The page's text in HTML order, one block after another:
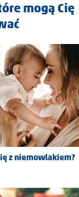
mogą Cię
z niemowlakiem?